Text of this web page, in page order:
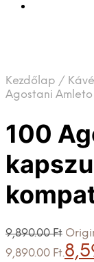
Kezdőlap /
Agostani
100
9,890.00Ft
9,890.00 Ft.